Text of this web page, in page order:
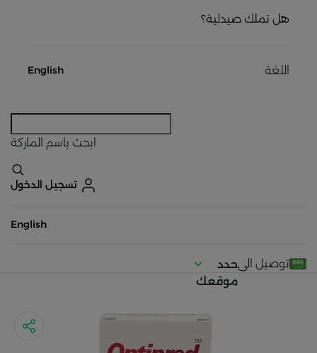
هل تملك صيدلية؟
اللغة English
ابحث باسم الماركة
تسجيل الدخول
English
توصيل الىحدد
موقعك